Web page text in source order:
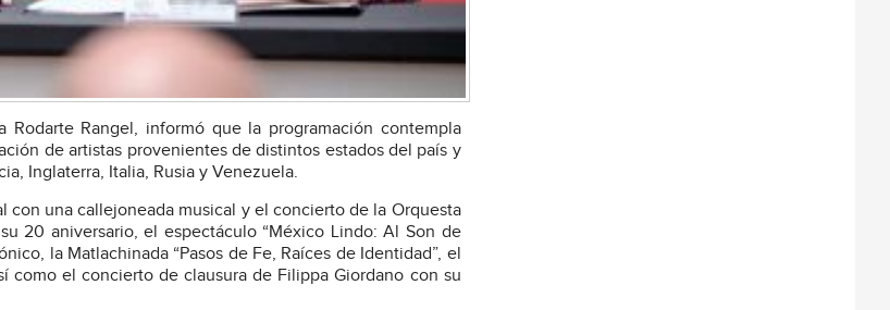
Rangel, informó que la programación contempla
de artistas provenientes de distintos estados del país y
Inglaterra, Italia, Rusia y Venezuela.
con una callejoneada musical y el concierto de la Orquesta
20 aniversario, el espectáculo “México Lindo: Al Son de
la Matlachinada “Pasos de Fe, Raíces de Identidad”, el
como el concierto de clausura de Filippa Giordano con su